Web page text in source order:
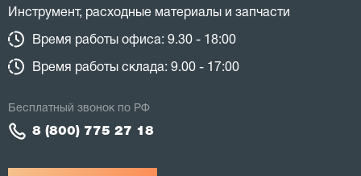
Инструмент, расходные материалы и запчасти
Время работы офиса: 9.30 - 18:00
Время работы склада: 9.00 - 17:00
Бесплатный звонок по РФ
8 (800) 775 27 18